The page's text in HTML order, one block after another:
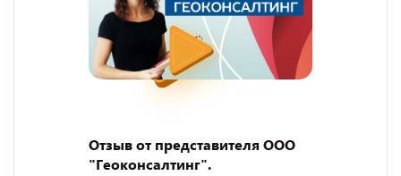
Отзыв от представителя ООО
"Геоконсалтинг".